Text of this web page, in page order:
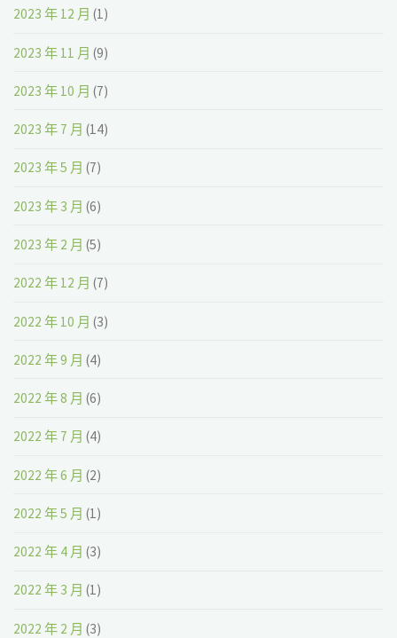
2023 年 12 月 (1)
2023 年 11 月 (9)
2023 年 10 月 (7)
2023 年 7 月 (14)
2023 年 5 月 (7)
2023 年 3 月 (6)
2023 年 2 月 (5)
2022 年 12 月 (7)
2022 年 10 月 (3)
2022 年 9 月 (4)
2022 年 8 月 (6)
2022 年 7 月 (4)
2022 年 6 月 (2)
2022 年 5 月 (1)
2022 年 4 月 (3)
2022 年 3 月 (1)
2022 年 2 月 (3)